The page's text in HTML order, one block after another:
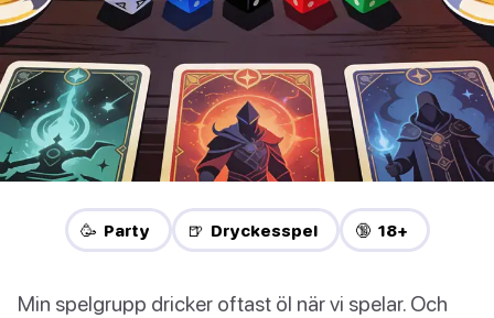
🥳 Party 🍺 Dryckesspel 🔞 18+
Min spelgrupp dricker oftast öl när vi spelar. Och